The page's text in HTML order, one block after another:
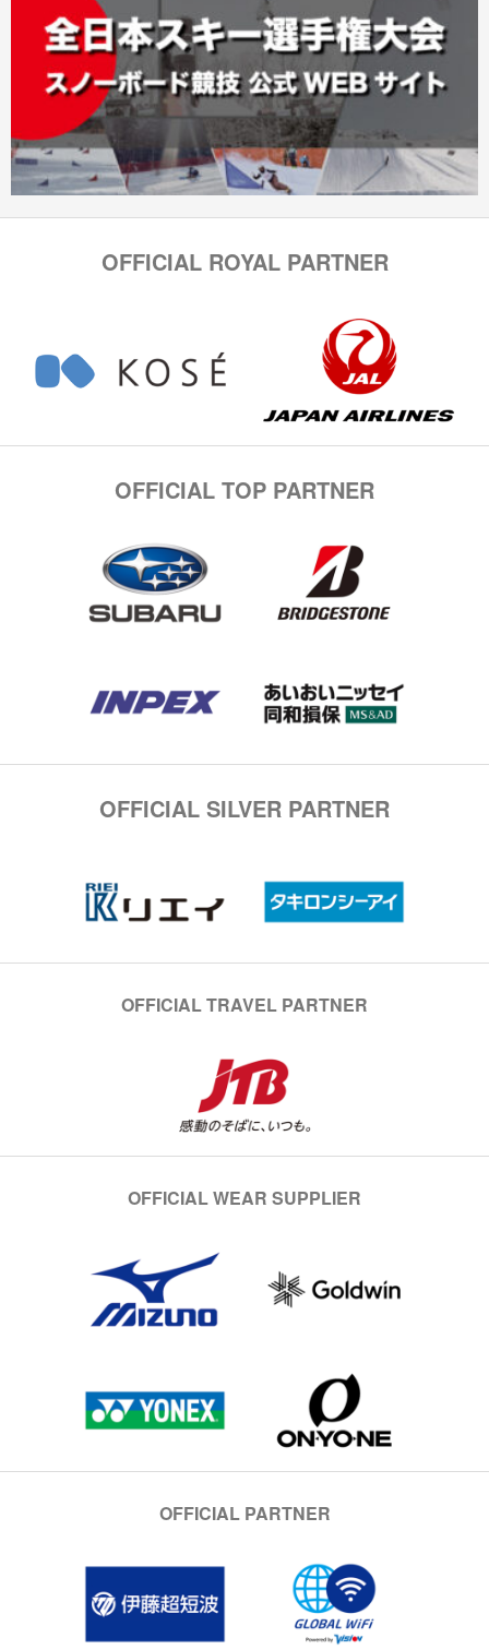
OFFICIAL ROYAL PARTNER
OFFICIAL TOP PARTNER
OFFICIAL SILVER PARTNER
OFFICIAL TRAVEL PARTNER
OFFICIAL WEAR SUPPLIER
OFFICIAL PARTNER